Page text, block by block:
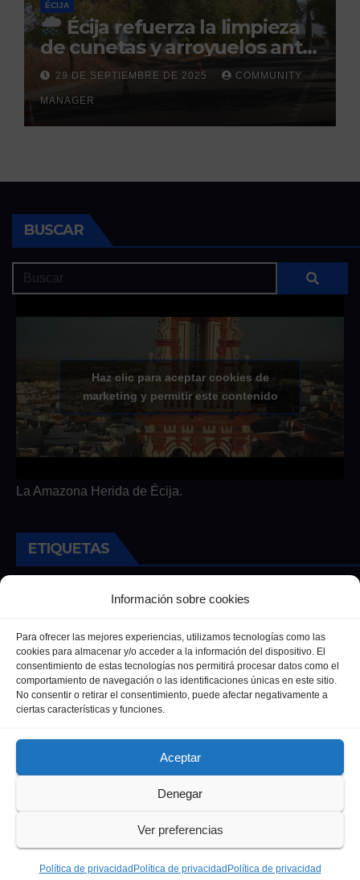
Información sobre cookies
Para ofrecer las mejores experiencias, utilizamos tecnologías como las
cookies para almacenar y/o acceder a la información del dispositivo. El
consentimiento de estas tecnologías nos permitirá procesar datos como el
comportamiento de navegación o las identificaciones únicas en este sitio.
No consentir o retirar el consentimiento, puede afectar negativamente a
ciertas características y funciones.
Aceptar
Denegar
Ver preferencias
Política de privacidad Política de privacidad Política de privacidad
ÉCIJA
Écija refuerza la limpieza
de cunetas y arroyuelos ante
la llegada de las lluvias
otoñales
29 DE SEPTIEMBRE DE 2025 COMMUNITY
MANAGER
BUSCAR
Haz clic para aceptar cookies de
marketing y permitir este contenido
La Amazona Herida de Écija.
ETIQUETAS
Andalucía Cultura Deportes